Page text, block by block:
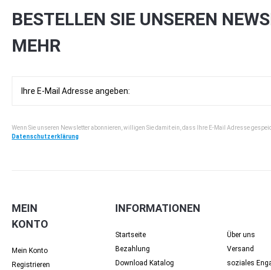
BESTELLEN SIE UNSEREN
MEHR
Wenn Sie unseren Newsletter abonnieren, willigen Sie damit ein, dass Ihre E-Mail Adresse
Datenschutzerklärung
MEIN
KONTO
Mein Konto
Registrieren
INFORMATIONEN
Startseite
Über uns
Bezahlung
Versand
Download Katalog
soziales